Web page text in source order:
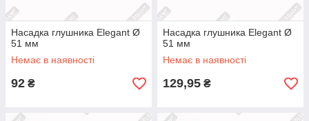
Насадка глушника Elegant Ø
51 мм
Немає в наявності
92 ₴
Насадка глушника Elegant Ø
51 мм
Немає в наявності
129,95 ₴